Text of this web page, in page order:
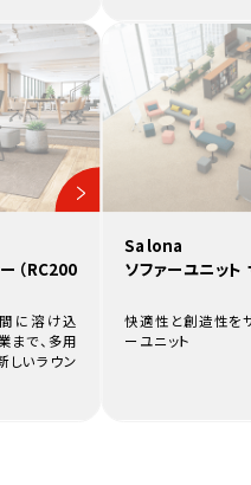
（RC200
に溶け込
まで、多用
しいラウン
Salona
ソファーユニット
快適性と創造性を
ーユニット